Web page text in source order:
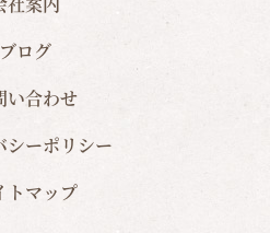
ブログ
い合わせ
シーポリシー
トマップ